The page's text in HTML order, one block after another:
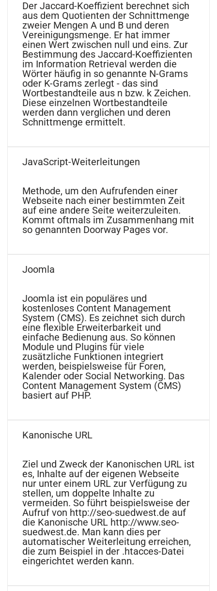
Der Jaccard-Koeffizient berechnet sich
aus dem Quotienten der Schnittmenge
zweier Mengen A und B und deren
Vereinigungsmenge. Er hat immer
einen Wert zwischen null und eins. Zur
Bestimmung des Jaccard-Koeffizienten
im Information Retrieval werden die
Wörter häufig in so genannte N-Grams
oder K-Grams zerlegt - das sind
Wortbestandteile aus n bzw. k Zeichen.
Diese einzelnen Wortbestandteile
werden dann verglichen und deren
Schnittmenge ermittelt.
JavaScript-Weiterleitungen
Methode, um den Aufrufenden einer
Webseite nach einer bestimmten Zeit
auf eine andere Seite weiterzuleiten.
Kommt oftmals im Zusammenhang mit
so genannten Doorway Pages vor.
Joomla
Joomla ist ein populäres und
kostenloses Content Management
System (CMS). Es zeichnet sich durch
eine flexible Erweiterbarkeit und
einfache Bedienung aus. So können
Module und Plugins für viele
zusätzliche Funktionen integriert
werden, beispielsweise für Foren,
Kalender oder Social Networking. Das
Content Management System (CMS)
basiert auf PHP.
Kanonische URL
Ziel und Zweck der Kanonischen URL ist
es, Inhalte auf der eigenen Webseite
nur unter einem URL zur Verfügung zu
stellen, um doppelte Inhalte zu
vermeiden. So führt beispielsweise der
Aufruf von http://seo-suedwest.de auf
die Kanonische URL http://www.seo-
suedwest.de. Man kann dies per
automatischer Weiterleitung erreichen,
die zum Beispiel in der .htacces-Datei
eingerichtet werden kann.